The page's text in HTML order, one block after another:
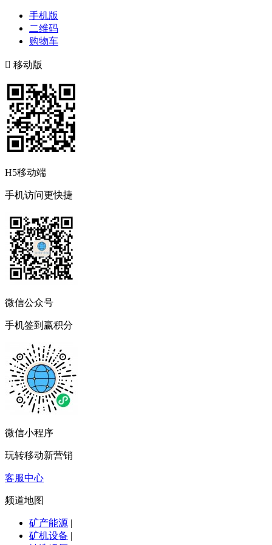
手机版
二维码
购物车
 移动版
H5移动端
手机访问更快捷
微信公众号
手机签到赢积分
微信小程序
玩转移动新营销
客服中心
频道地图
矿产能源 |
矿机设备 |